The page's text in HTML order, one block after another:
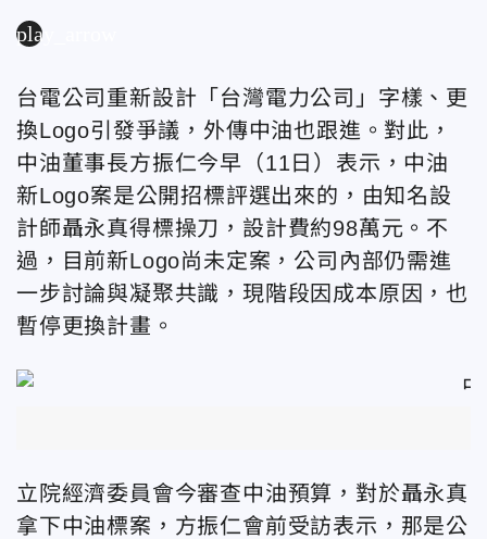
play_arrow
台電公司重新設計「台灣電力公司」字樣、更
換Logo引發爭議，外傳中油也跟進。對此，
中油董事長方振仁今早（11日）表示，中油
新Logo案是公開招標評選出來的，由知名設
計師聶永真得標操刀，設計費約98萬元。不
過，目前新Logo尚未定案，公司內部仍需進
一步討論與凝聚共識，現階段因成本原因，也
暫停更換計畫。
立院經濟委員會今審查中油預算，對於聶永真
拿下中油標案，方振仁會前受訪表示，那是公